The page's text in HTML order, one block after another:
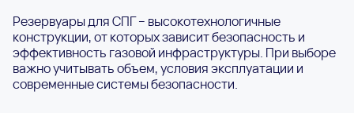
Резервуары для СПГ – высокотехнологичные
конструкции, от которых зависит безопасность и
эффективность газовой инфраструктуры. При выборе
важно учитывать объем, условия эксплуатации и
современные системы безопасности.